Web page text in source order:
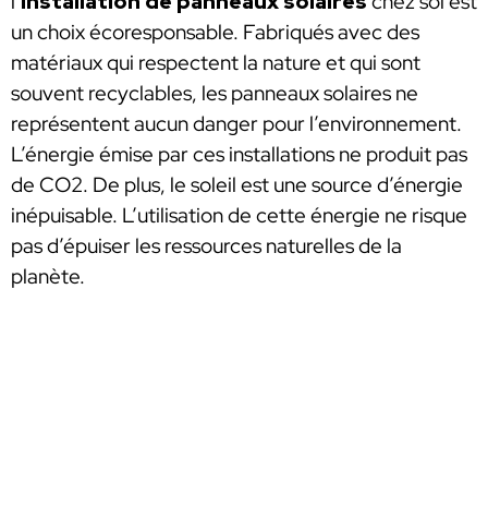
un choix écoresponsable. Fabriqués avec des
matériaux qui respectent la nature et qui sont
souvent recyclables, les panneaux solaires ne
représentent aucun danger pour l’environnement.
L’énergie émise par ces installations ne produit pas
de CO2. De plus, le soleil est une source d’énergie
inépuisable. L’utilisation de cette énergie ne risque
pas d’épuiser les ressources naturelles de la
planète.